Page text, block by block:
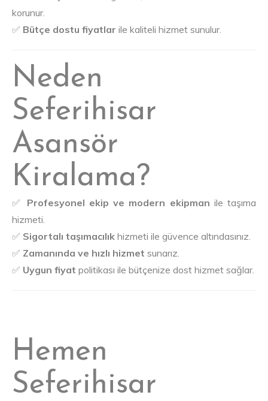
korunur.
✅ Bütçe dostu fiyatlar ile kaliteli hizmet sunulur.
Neden
Seferihisar
Asansör
Kiralama?
✅ Profesyonel ekip ve modern ekipman ile taşıma
hizmeti.
✅ Sigortalı taşımacılık hizmeti ile güvence altındasınız.
✅ Zamanında ve hızlı hizmet sunarız.
✅ Uygun fiyat politikası ile bütçenize dost hizmet sağlar.
Hemen
Seferihisar